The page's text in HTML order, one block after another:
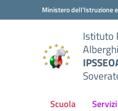
Vai ai contenuti
Vai al menu di navigazione
Ministero dell'Istruzione
Istituto
Scuola Servizi